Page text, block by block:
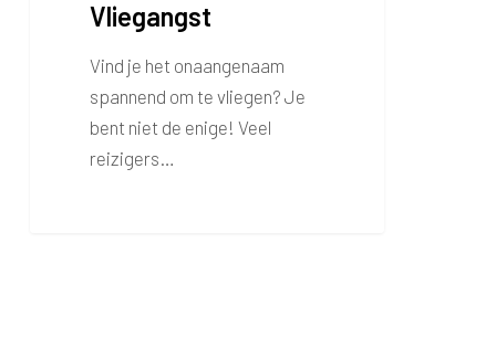
Vliegangst
Vind je het onaangenaam
spannend om te vliegen? Je
bent niet de enige! Veel
reizigers…